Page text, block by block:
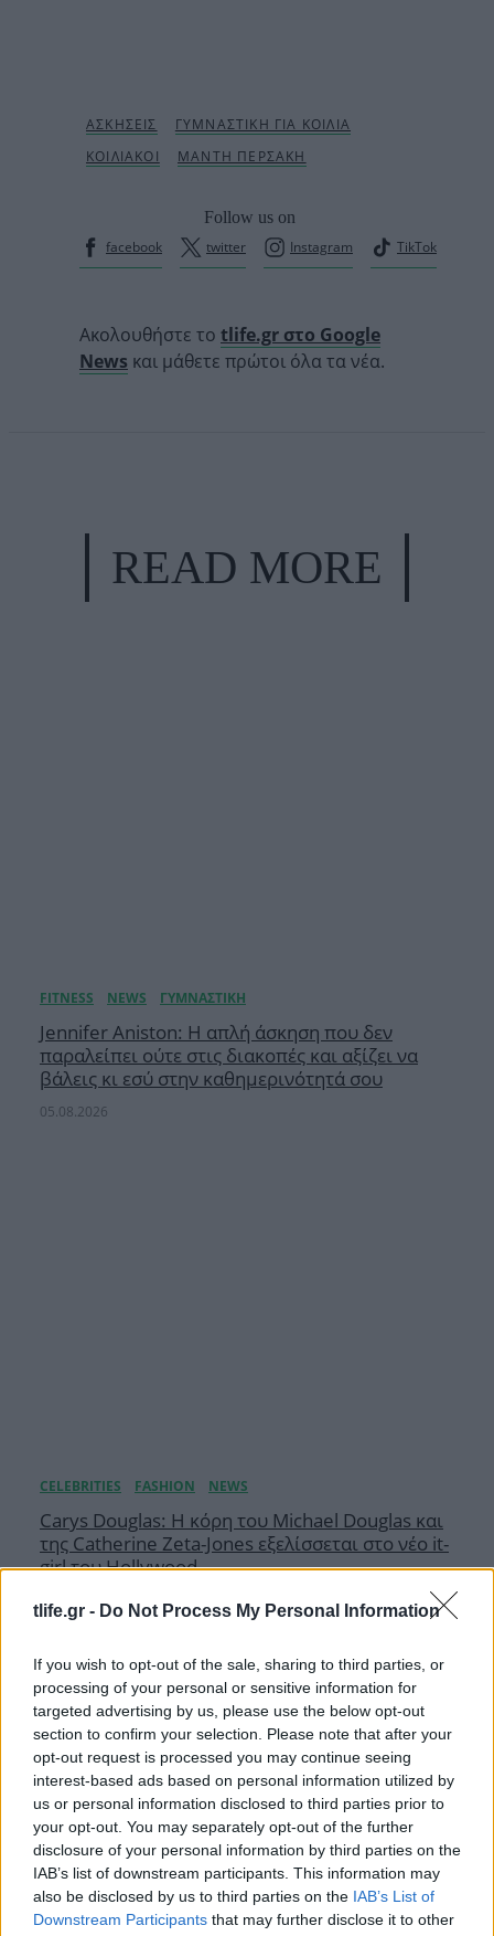
tlife.gr - Do Not Process My Personal Information
If you wish to opt-out of the sale, sharing to third parties, or
processing of your personal or sensitive information for
targeted advertising by us, please use the below opt-out
section to confirm your selection. Please note that after your
opt-out request is processed you may continue seeing
interest-based ads based on personal information utilized by
us or personal information disclosed to third parties prior to
your opt-out. You may separately opt-out of the further
disclosure of your personal information by third parties on the
IAB’s list of downstream participants. This information may
also be disclosed by us to third parties on the IAB’s List of
Downstream Participants that may further disclose it to other
Follow us on
facebook
twitter Instagram TikTok
Ακολουθήστε το tlife.gr στο Google
News και μάθετε πρώτοι όλα τα νέα.
READ MORE
Jennifer Aniston: Η απλή άσκηση που δεν
παραλείπει ούτε στις διακοπές και αξίζει να
βάλεις κι εσύ στην καθημερινότητά σου
05.08.2026
Carys Douglas: Η κόρη τoυ Michael Douglas και
της Catherine Zeta-Jones εξελίσσεται στο νέο it-
girl του Hollywood
05.08.2026